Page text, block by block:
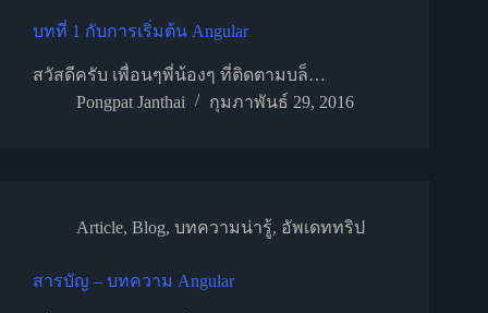
บทที่ 1 กับการเริ่มต้น Angular
สวัสดีครับ เพื่อนๆพี่น้องๆ ที่ติดตามบล็…
Pongpat Janthai
กุมภาพันธ์ 29, 2016
Article, Blog, บทความน่ารู้, อัพเดททริป
สารบัญ – บทความ Angular